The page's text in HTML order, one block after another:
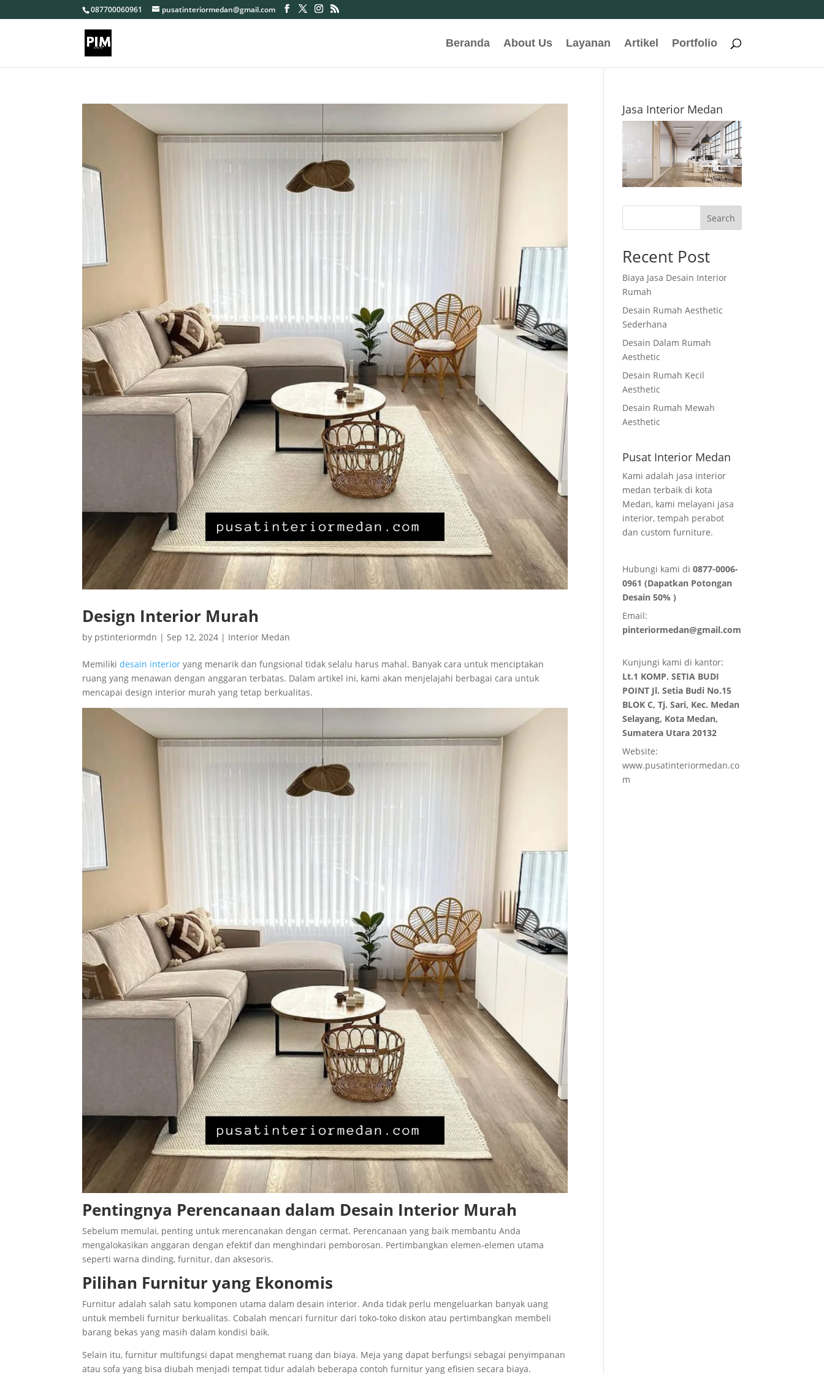
087700060961 pusatinteriormedan@gmail.com
Beranda About Us Layanan Artikel Portfolio
Design Interior Murah
by pstinteriormdn | Sep 12, 2024 | Interior Medan
Memiliki desain interior yang menarik dan fungsional tidak selalu harus mahal. Banyak cara untuk menciptakan
ruang yang menawan dengan anggaran terbatas. Dalam artikel ini, kami akan menjelajahi berbagai cara untuk
mencapai design interior murah yang tetap berkualitas.
Pentingnya Perencanaan dalam Desain Interior Murah
Sebelum memulai, penting untuk merencanakan dengan cermat. Perencanaan yang baik membantu Anda
mengalokasikan anggaran dengan efektif dan menghindari pemborosan. Pertimbangkan elemen-elemen utama
seperti warna dinding, furnitur, dan aksesoris.
Pilihan Furnitur yang Ekonomis
Furnitur adalah salah satu komponen utama dalam desain interior. Anda tidak perlu mengeluarkan banyak uang
untuk membeli furnitur berkualitas. Cobalah mencari furnitur dari toko-toko diskon atau pertimbangkan membeli
barang bekas yang masih dalam kondisi baik.
Selain itu, furnitur multifungsi dapat menghemat ruang dan biaya. Meja yang dapat berfungsi sebagai penyimpanan
atau sofa yang bisa diubah menjadi tempat tidur adalah beberapa contoh furnitur yang efisien secara biaya.
Jasa Interior Medan
Search
Recent Post
Biaya Jasa Desain Interior
Rumah
Desain Rumah Aesthetic
Sederhana
Desain Dalam Rumah
Aesthetic
Desain Rumah Kecil
Aesthetic
Desain Rumah Mewah
Aesthetic
Pusat Interior Medan
Kami adalah jasa interior
medan terbaik di kota
Medan, kami melayani jasa
interior, tempah perabot
dan custom furniture.
Hubungi kami di0877-0006-
0961 (Dapatkan Potongan
Desain 50% )
Email:
pinteriormedan@gmail.com
Kunjungi kami di kantor:
Lt.1 KOMP. SETIA BUDI
POINT Jl. Setia Budi No.15
BLOK C, Tj. Sari, Kec. Medan
Selayang, Kota Medan,
Sumatera Utara 20132
Website:
www.pusatinteriormedan.co
m